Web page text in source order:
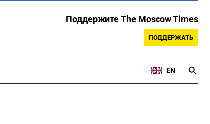
Поддержите The Moscow Times
ПОДДЕРЖАТЬ
EN